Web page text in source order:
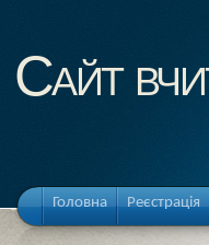
Cайт
Головна Реєстрація